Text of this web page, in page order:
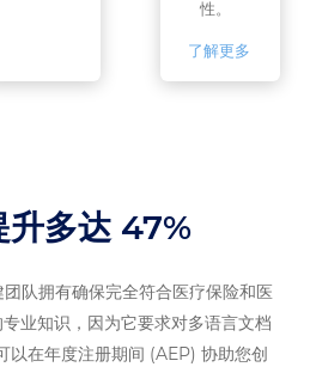
性。
了解更多
升多达 47%
队拥有确保完全符合医疗保险和医
业知识，因为它要求对多语言文档
以在年度注册期间 (AEP) 协助您创